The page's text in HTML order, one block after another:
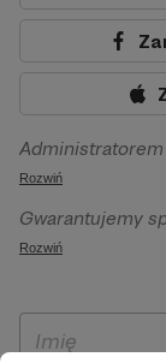
sp. z o.o. z
092 Warszawa.
szczególności w
Patronite.pl, w
otrzymywania
Rozwiń
Gwarantujemy
wynikających z
ich
Rozwiń